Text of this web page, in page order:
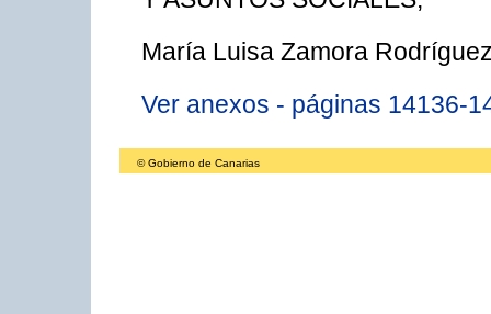
María Luisa Zamora
Ver anexos - páginas 14136-
© Gobierno de Canarias